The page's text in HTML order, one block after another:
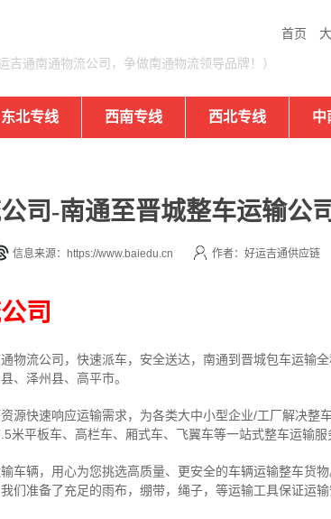
首页
运吉通南通物流公司，争做南通物流领导品牌！）
东北专线 西南专线 西北专线 中
司-南通至晋城整车运输公
信息来源：https://www.baiedu.cn 作者：好运吉通供应链
司
物流公司，快速派车，安全送达，南通到晋城包车运输
、泽州县、高平市。
源快速响应运输需求，为各类大中小型企业/工厂解决整
米平板车、高栏车、厢式车、飞翼车等一站式整车运输服
车辆，用心为您挑选高质量、更安全的车辆运输整车货
们准备了充足的雨布，绷带，绳子，等运输工具保证运